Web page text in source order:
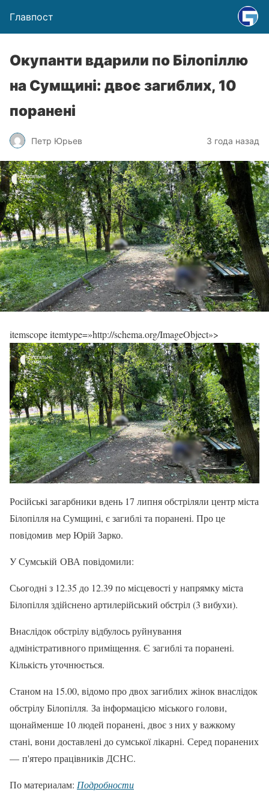
Главпост
Окупанти вдарили по Білопіллю
на Сумщині: двоє загиблих, 10
поранені
Петр Юрьев 3 года назад
itemscope itemtype=»http://schema.org/ImageObject»>
Російські загарбники вдень 17 липня обстріляли центр міста
Білопілля на Сумщині, є загиблі та поранені. Про це
повідомив мер Юрій Зарко.
У Сумській ОВА повідомили:
Сьогодні з 12.35 до 12.39 по місцевості у напрямку міста
Білопілля здійснено артилерійський обстріл (3 вибухи).
Внаслідок обстрілу відбулось руйнування
адміністративного приміщення. Є загиблі та поранені.
Кількість уточнюється.
Станом на 15.00, відомо про двох загиблих жінок внаслідок
обстрілу Білопілля. За інформацією міського голови,
щонайменше 10 людей поранені, двоє з них у важкому
стані, вони доставлені до сумської лікарні. Серед поранених
— п'ятеро працівників ДСНС.
По материалам: Подробности